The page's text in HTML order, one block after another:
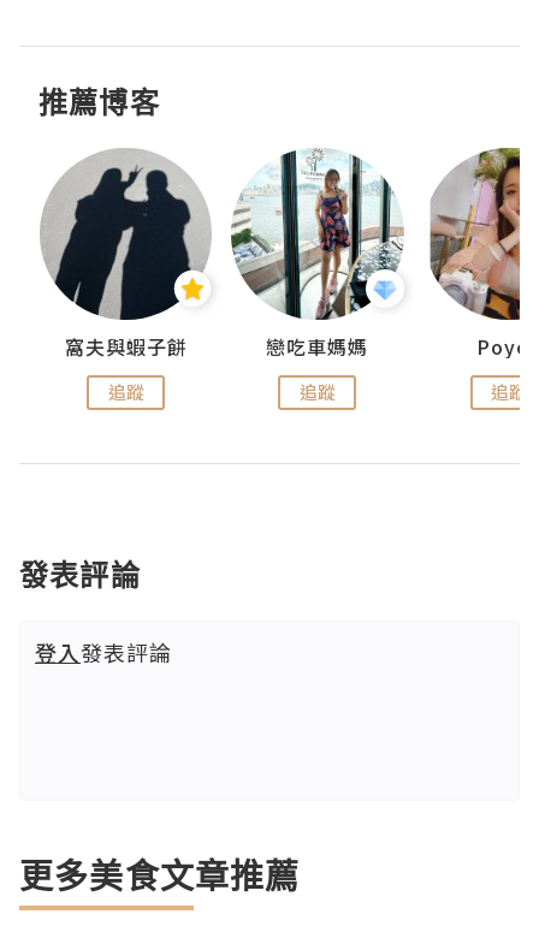
推薦博客
窩夫與蝦子餅
追蹤
戀吃車媽媽
追蹤 追蹤
發表評論
登入發表評論
更多美食文章推薦